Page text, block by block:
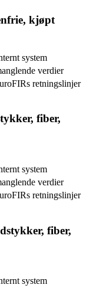
kjøpt
system
verdier
retningslinjer
fiber,
system
verdier
retningslinjer
fiber,
system